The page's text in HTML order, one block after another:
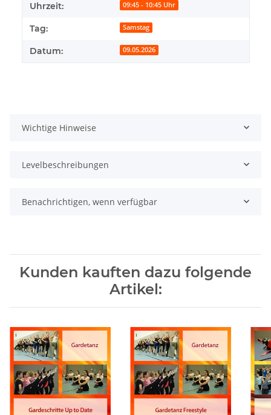
Uhrzeit: 09:45 - 10:45 Uhr
Tag: Samstag
Datum: 09.05.2026
Wichtige Hinweise
Levelbeschreibungen
Benachrichtigen, wenn verfügbar
Kunden kauften dazu folgende
Artikel: